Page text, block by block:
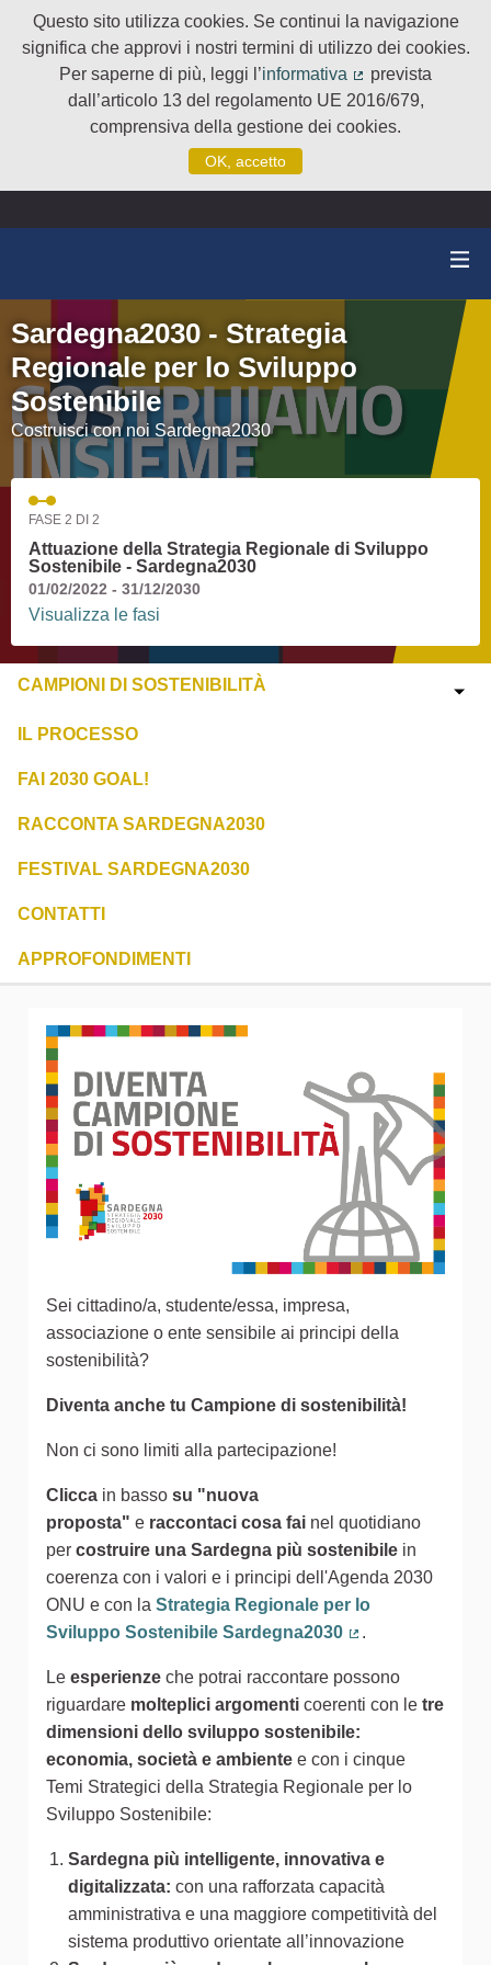
Questo sito utilizza cookies. Se continui la navigazione
significa che approvi i nostri termini di utilizzo dei cookies.
Per saperne di più, leggi l’informativa
(Collegamento
prevista
dall’articolo 13 del regolamento UE 2016/679,
comprensiva della gestione dei cookies.
OK, accetto
Sardegna2030 - Strategia
Regionale per lo Sviluppo
Sostenibile
Costruisci con noi Sardegna2030
FASE 2 DI 2
Attuazione della Strategia Regionale di Sviluppo
Sostenibile - Sardegna2030
01/02/2022 - 31/12/2030
Visualizza le fasi
CAMPIONI DI SOSTENIBILITÀ
IL PROCESSO
FAI 2030 GOAL!
RACCONTA SARDEGNA2030
FESTIVAL SARDEGNA2030
CONTATTI
APPROFONDIMENTI
Sei cittadino/a, studente/essa, impresa,
associazione o ente sensibile ai principi della
sostenibilità?
Diventa anche tu Campione di sostenibilità!
Non ci sono limiti alla partecipazione!
Clicca in basso su "nuova
proposta" e raccontaci cosa fai nel quotidiano
per costruire una Sardegna più sostenibile in
coerenza con i valori e i principi dell'Agenda 2030
ONU e con la Strategia Regionale per lo
Sviluppo Sostenibile Sardegna2030
.
Le esperienze che potrai raccontare possono
riguardare molteplici argomenti coerenti con le tre
dimensioni dello sviluppo sostenibile:
economia, società e ambiente e con i cinque
Temi Strategici della Strategia Regionale per lo
Sviluppo Sostenibile:
Sardegna più intelligente, innovativa e
digitalizzata: con una rafforzata capacità
amministrativa e una maggiore competitività del
sistema produttivo orientate all’innovazione